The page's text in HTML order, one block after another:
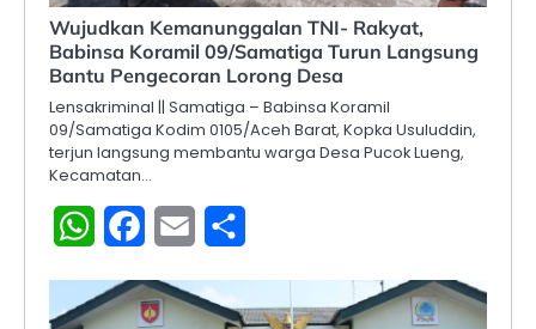
Wujudkan Kemanunggalan TNI- Rakyat,
Babinsa Koramil 09/Samatiga Turun Langsung
Bantu Pengecoran Lorong Desa
Lensakriminal || Samatiga – Babinsa Koramil
09/Samatiga Kodim 0105/Aceh Barat, Kopka Usuluddin,
terjun langsung membantu warga Desa Pucok Lueng,
Kecamatan…
WhatsAppFacebook
Email